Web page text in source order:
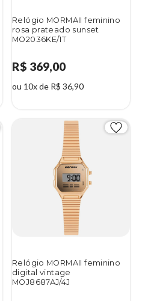
Relógio MORMAII feminino
rosa prateado sunset
MO2036KE/1T
R$ 369,00
ou 10x de R$ 36,90
Relógio MORMAII feminino
digital vintage
MOJ8687AJ/4J